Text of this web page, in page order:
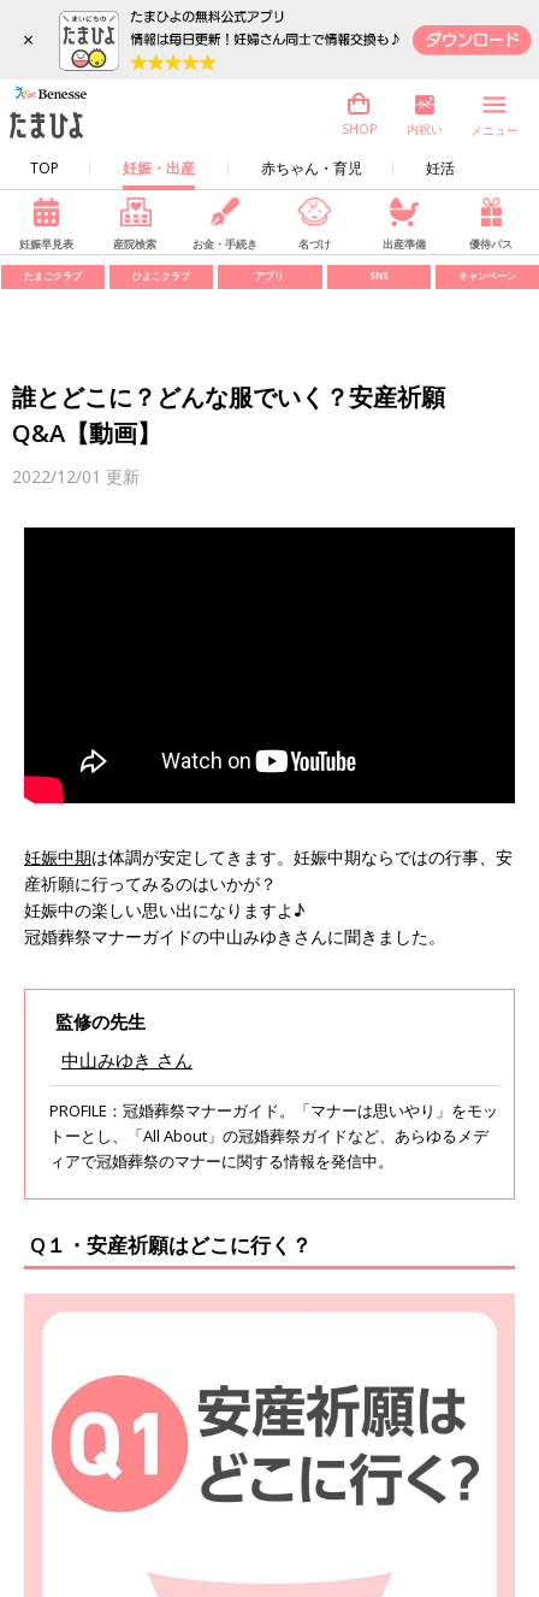
×
TOP 妊娠・出産 赤ちゃん・育児 妊活
SHOP 内祝い メニュー
妊娠早見表 産院検索 お金・手続き 名づけ 出産準備 優待パス
たまごクラブ ひよこクラブ アプリ SNS キャンペーン
誰とどこに？どんな服でいく？安産祈願
Q&A【動画】
2022/12/01 更新
妊娠中期は体調が安定してきます。妊娠中期ならではの行事、安
産祈願に行ってみるのはいかが？
妊娠中の楽しい思い出になりますよ♪
冠婚葬祭マナーガイドの中山みゆきさんに聞きました。
監修の先生
中山みゆき さん
PROFILE：冠婚葬祭マナーガイド。「マナーは思いやり」をモッ
トーとし、「All About」の冠婚葬祭ガイドなど、あらゆるメデ
ィアで冠婚葬祭のマナーに関する情報を発信中。
Q１・安産祈願はどこに行く？